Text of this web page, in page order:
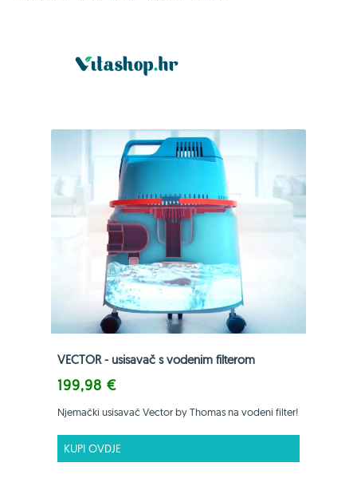
VECTOR - usisavač s vodenim filterom
199,98 €
Njemački usisavač Vector by Thomas na vodeni filter!
KUPI OVDJE